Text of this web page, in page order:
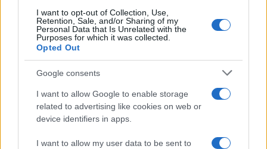
I want to opt-out of Collection, Use,
Retention, Sale, and/or Sharing of my
Personal Data that Is Unrelated with the
Purposes for which it was collected.
Opted Out
Google consents
I want to allow Google to enable storage
related to advertising like cookies on web or
device identifiers in apps.
I want to allow my user data to be sent to
mantenendosi attorno al 4%.
Leggi anche:
L’Aquila e il Dragone, una pericolosa danza sui
mercati globali
Fondi pensione: come va il rendimento? Un